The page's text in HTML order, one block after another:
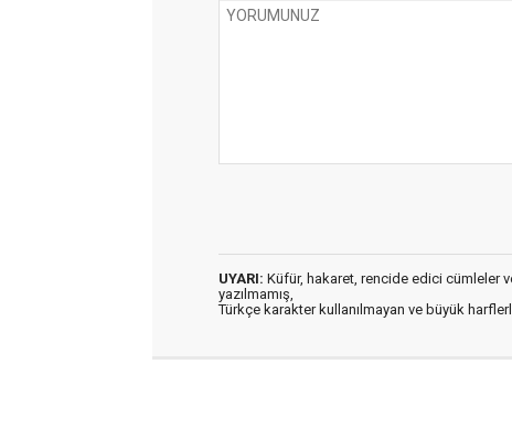
UYARI: Küfür, hakaret, rencide edici cümleler
yazılmamış,
Türkçe karakter kullanılmayan ve büyük